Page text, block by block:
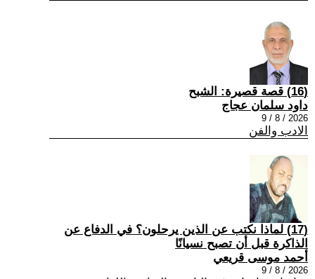
(16) قصة قصيرة: الشبح
داود سلمان عجاج
2026 / 8 / 9
الادب والفن
(17) لماذا نكتب عن الذين يرحلون؟ في الدفاع عن
الذاكرة قبل أن تصبح نسيانًا
أحمد موسى قريعي
2026 / 8 / 9